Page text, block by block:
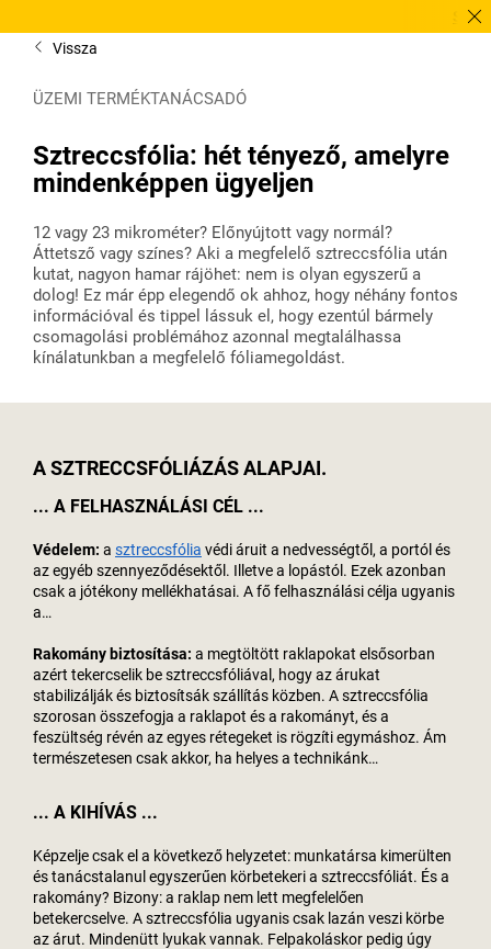
Vissza
ÜZEMI TERMÉKTANÁCSADÓ
Sztreccsfólia: hét tényező, amelyre
mindenképpen ügyeljen
12 vagy 23 mikrométer? Előnyújtott vagy normál?
Áttetsző vagy színes? Aki a megfelelő sztreccsfólia után
kutat, nagyon hamar rájöhet: nem is olyan egyszerű a
dolog! Ez már épp elegendő ok ahhoz, hogy néhány fontos
információval és tippel lássuk el, hogy ezentúl bármely
csomagolási problémához azonnal megtalálhassa
kínálatunkban a megfelelő fóliamegoldást.
A SZTRECCSFÓLIÁZÁS ALAPJAI.
... A FELHASZNÁLÁSI CÉL ...
Védelem: a sztreccsfólia védi áruit a nedvességtől, a portól és
az egyéb szennyeződésektől. Illetve a lopástól. Ezek azonban
csak a jótékony mellékhatásai. A fő felhasználási célja ugyanis
a…
Rakomány biztosítása: a megtöltött raklapokat elsősorban
azért tekercselik be sztreccsfóliával, hogy az árukat
stabilizálják és biztosítsák szállítás közben. A sztreccsfólia
szorosan összefogja a raklapot és a rakományt, és a
feszültség révén az egyes rétegeket is rögzíti egymáshoz. Ám
természetesen csak akkor, ha helyes a technikánk…
... A KIHÍVÁS ...
Képzelje csak el a következő helyzetet: munkatársa kimerülten
és tanácstalanul egyszerűen körbetekeri a sztreccsfóliát. És a
rakomány? Bizony: a raklap nem lett megfelelően
betekercselve. A sztreccsfólia ugyanis csak lazán veszi körbe
az árut. Mindenütt lyukak vannak. Felpakoláskor pedig úgy